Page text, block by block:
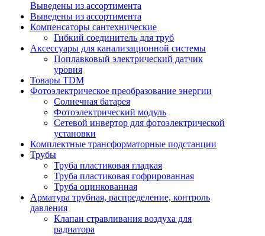
Выведены из ассортимента
Выведены из ассортимента
Компенсаторы сантехнические
Гибкий соединитель для труб
Аксессуары для канализационной системы
Поплавковый электрический датчик
уровня
Товары TDM
Фотоэлектрическое преобразование энергии
Солнечная батарея
Фотоэлектрический модуль
Сетевой инвертор для фотоэлектрической
установки
Комплектные трансформаторные подстанции
Трубы
Труба пластиковая гладкая
Труба пластиковая гофрированная
Труба оцинкованная
Арматура трубная, распределение, контроль
давления
Клапан стравливания воздуха для
радиатора